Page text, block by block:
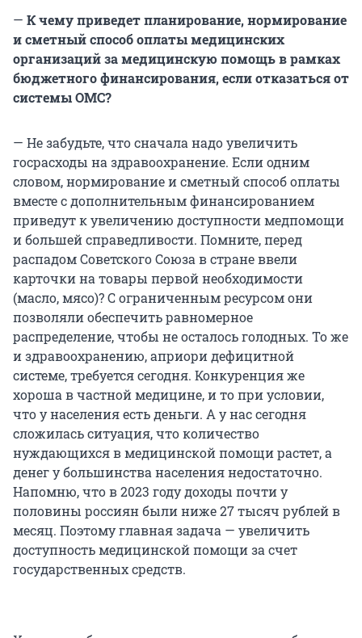
— К чему приведет планирование, нормирование
и сметный способ оплаты медицинских
организаций за медицинскую помощь в рамках
бюджетного финансирования, если отказаться от
системы ОМС?
— Не забудьте, что сначала надо увеличить
госрасходы на здравоохранение. Если одним
словом, нормирование и сметный способ оплаты
вместе с дополнительным финансированием
приведут к увеличению доступности медпомощи
и большей справедливости. Помните, перед
распадом Советского Союза в стране ввели
карточки на товары первой необходимости
(масло, мясо)? С ограниченным ресурсом они
позволяли обеспечить равномерное
распределение, чтобы не осталось голодных. То же
и здравоохранению, априори дефицитной
системе, требуется сегодня. Конкуренция же
хороша в частной медицине, и то при условии,
что у населения есть деньги. А у нас сегодня
сложилась ситуация, что количество
нуждающихся в медицинской помощи растет, а
денег у большинства населения недостаточно.
Напомню, что в 2023 году доходы почти у
половины россиян были ниже 27 тысяч рублей в
месяц. Поэтому главная задача — увеличить
доступность медицинской помощи за счет
государственных средств.